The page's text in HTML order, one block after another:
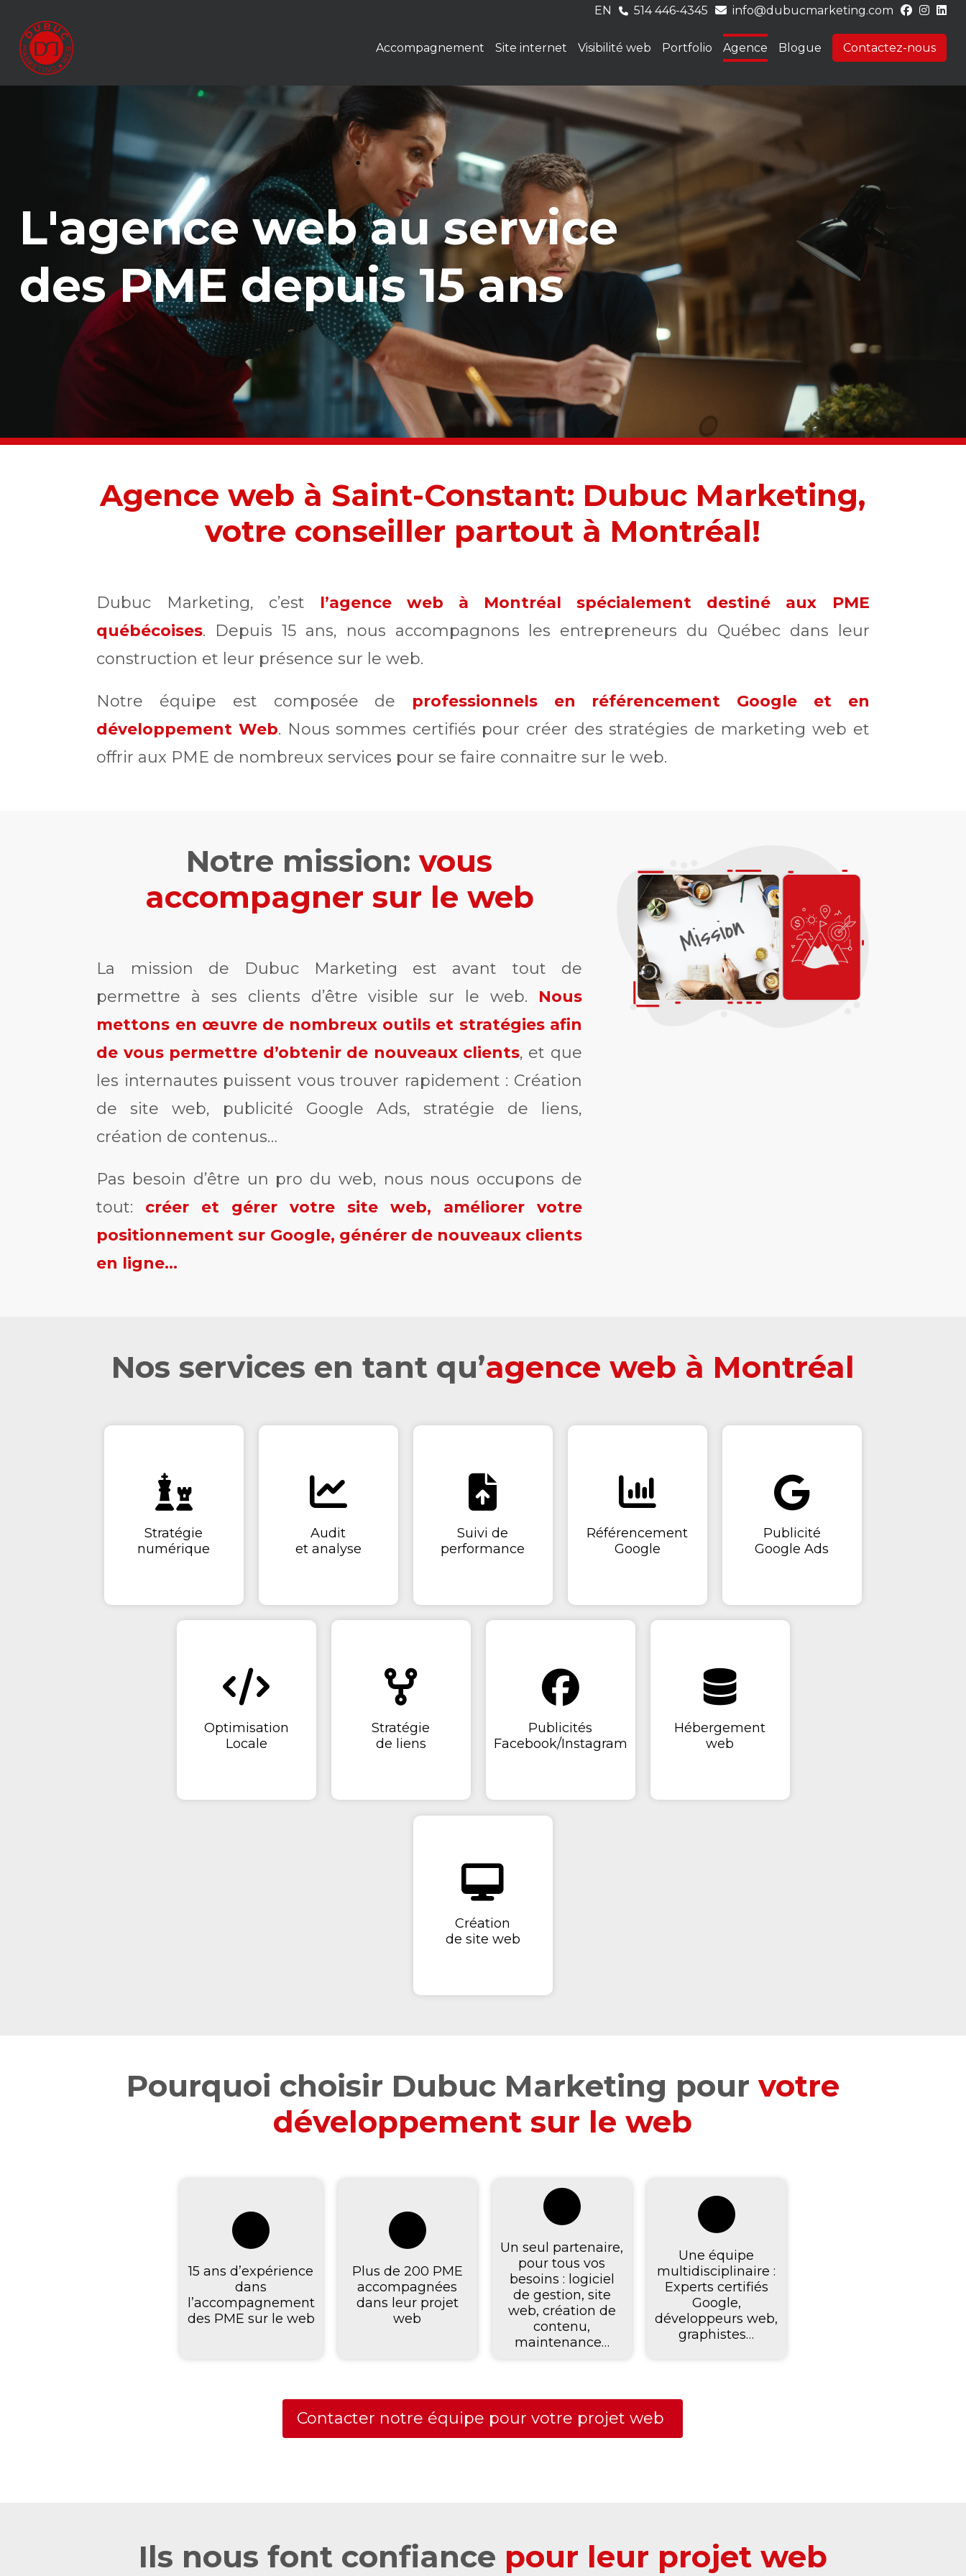
EN 514 446-4345 info@dubucmarketing.com
Accompagnement Site internet Visibilité web Portfolio Agence Blogue Contactez-nous
L'agence web au service
des PME depuis 15 ans
Agence web à Saint-Constant: Dubuc Marketing,
votre conseiller partout à Montréal!
Dubuc Marketing, c’est l’agence web à Montréal spécialement destiné aux PME
québécoises. Depuis 15 ans, nous accompagnons les entrepreneurs du Québec dans leur
construction et leur présence sur le web.
Notre équipe est composée de professionnels en référencement Google et en
développement Web. Nous sommes certifiés pour créer des stratégies de marketing web et
offrir aux PME de nombreux services pour se faire connaitre sur le web.
Notre mission:vous
accompagner sur le web
La mission de Dubuc Marketing est avant tout de
permettre à ses clients d’être visible sur le web. Nous
mettons en œuvre de nombreux outils et stratégies afin
de vous permettre d’obtenir de nouveaux clients, et que
les internautes puissent vous trouver rapidement : Création
de site web, publicité Google Ads, stratégie de liens,
création de contenus…
Pas besoin d’être un pro du web, nous nous occupons de
tout: créer et gérer votre site web, améliorer votre
positionnement sur Google, générer de nouveaux clients
en ligne…
Nos services en tant qu’agence web à Montréal
Stratégie
numérique
Audit
et analyse
Suivi de
performance
Référencement
Google
Publicité
Google Ads
Optimisation
Locale
Stratégie
de liens
Publicités
Facebook/Instagram
Hébergement
web
Création
de site web
Pourquoi choisir Dubuc Marketing pourvotre
développement sur le web
15 ans d’expérience
dans
l’accompagnement
des PME sur le web
Plus de 200 PME
accompagnées
dans leur projet
web
Un seul partenaire,
pour tous vos
besoins : logiciel
de gestion, site
web, création de
contenu,
maintenance…
Une équipe
multidisciplinaire :
Experts certifiés
Google,
développeurs web,
graphistes…
Contacter notre équipe pour votre projet web
Ils nous font confiance pour leur projet web